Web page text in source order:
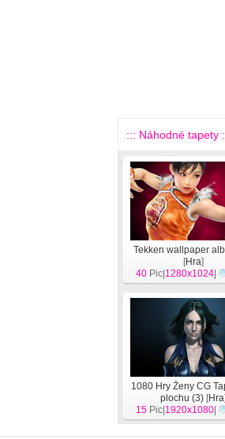
::: Náhodné tapety
Tekken wallpaper
[Hra]
40 Pic| 1280x1024
1080 Hry Ženy CG
plochu (3) [Hra
15 Pic| 1920x1080